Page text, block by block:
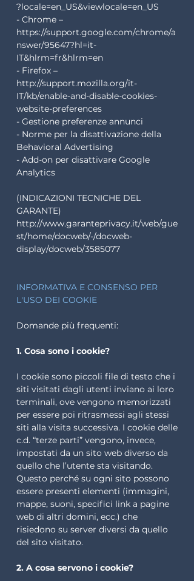
?locale=en_US&viewlocale=en_US
- Chrome –
https://support.google.com/chrome/a
nswer/95647?hl=it-
IT&hlrm=fr&hlrm=en
- Firefox –
http://support.mozilla.org/it-
IT/kb/enable-and-disable-cookies-
website-preferences
- Gestione preferenze annunci
- Norme per la disattivazione della
Behavioral Advertising
- Add-on per disattivare Google
Analytics
(INDICAZIONI TECNICHE DEL
GARANTE)
http://www.garanteprivacy.it/web/gue
st/home/docweb/-/docweb-
display/docweb/3585077
INFORMATIVA E CONSENSO PER
L'USO DEI COOKIE
Domande più frequenti:
1. Cosa sono i cookie?
I cookie sono piccoli file di testo che i
siti visitati dagli utenti inviano ai loro
terminali, ove vengono memorizzati
per essere poi ritrasmessi agli stessi
siti alla visita successiva. I cookie delle
c.d. “terze parti” vengono, invece,
impostati da un sito web diverso da
quello che l’utente sta visitando.
Questo perché su ogni sito possono
essere presenti elementi (immagini,
mappe, suoni, specifici link a pagine
web di altri domini, ecc.) che
risiedono su server diversi da quello
del sito visitato.
2. A cosa servono i cookie?